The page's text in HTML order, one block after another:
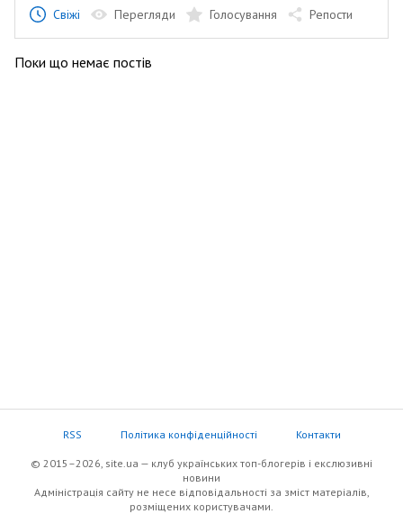
Свіжі Перегляди Голосування Репости
Поки що немає постів
RSS Політика конфіденційності Контакти
© 2015–2026, site.ua — клуб українських топ-блогерів i екслюзивнi
новини
Адміністрація сайту не несе відповідальності за зміст матеріалів,
розміщених користувачами.